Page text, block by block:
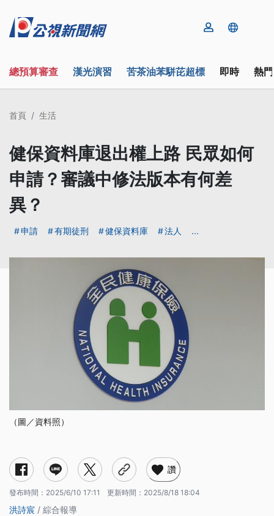
總預算審查 漢光演習 苦茶油苯駢芘超標 即時 熱
首頁 生活
健保資料庫退出權上路 民眾如何
申請？審議中修法版本有何差
異？
申請 有期徒刑 健保資料庫 法人 ...
（圖／資料照）
為何要修法新增健保資料庫「退出權」？
民眾可以如何申請退出健保資料庫？
目前審議中的修法版本有何差異？
國民黨提案版本
民進黨提案版本
讚
發布時間： 2025/6/10 17:11 更新時間： 2025/8/18 18:04
洪詩宸 / 綜合報導